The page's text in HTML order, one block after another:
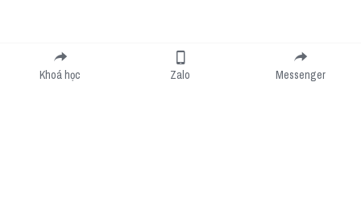
Submit
Khoá học Zalo Messenger